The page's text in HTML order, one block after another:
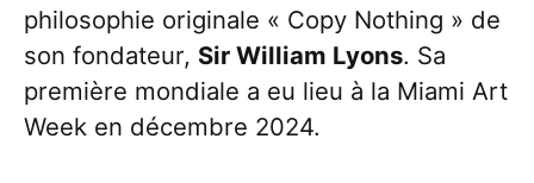
philosophie originale « Copy Nothing » de
son fondateur, Sir William Lyons. Sa
première mondiale a eu lieu à la Miami Art
Week en décembre 2024.